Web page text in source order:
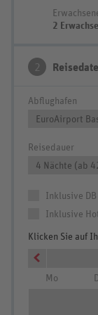
2
2
Abflughafen
EuroAirport
Reisedauer
4 Nächte (ab
Inklusive
Inklusive
Klicken Sie auf
Mo